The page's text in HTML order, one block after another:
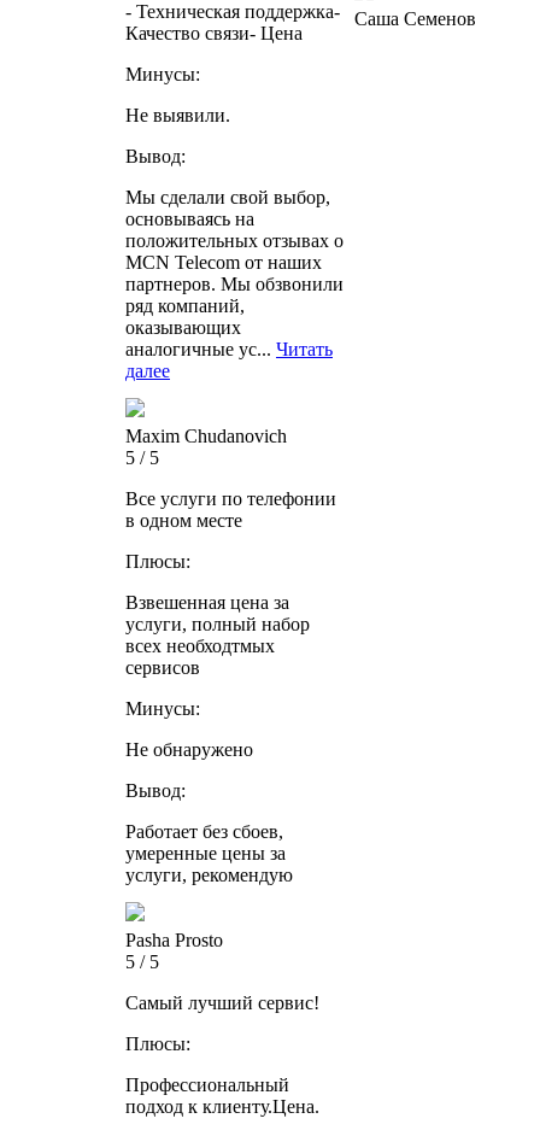
- Техническая поддержка-
Качество связи- Цена
Минусы:
Не выявили.
Вывод:
Мы сделали свой выбор,
основываясь на
положительных отзывах о
MCN Telecom от наших
партнеров. Мы обзвонили
ряд компаний,
оказывающих
аналогичные ус... Читать
далее
Maxim Chudanovich
5 / 5
Все услуги по телефонии
в одном месте
Плюсы:
Взвешенная цена за
услуги, полный набор
всех необходтмых
сервисов
Минусы:
Не обнаружено
Вывод:
Работает без сбоев,
умеренные цены за
услуги, рекомендую
Pasha Prosto
5 / 5
Самый лучший сервис!
Плюсы:
Профессиональный
подход к клиенту.Цена.
Саша Семенов